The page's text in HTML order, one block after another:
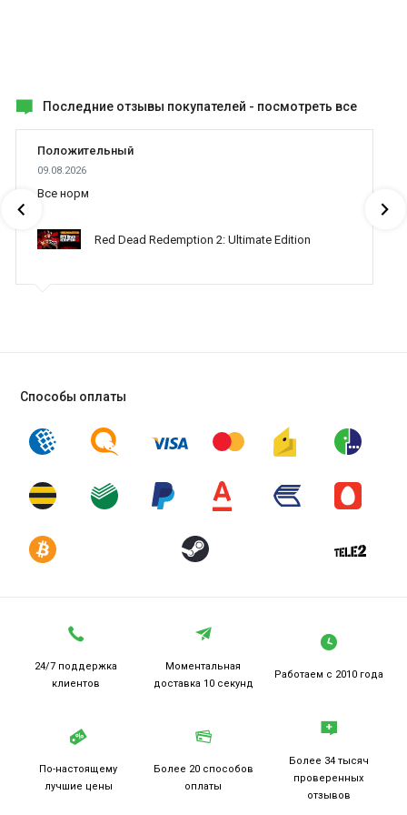
Последние отзывы покупателей - посмотреть все
Положительный
09.08.2026
Все норм
Red Dead Redemption 2: Ultimate Edition
Способы оплаты
24/7 поддержка
клиентов
Моментальная
доставка 10 секунд
Работаем с 2010 года
По-настоящему
лучшие цены
Более 20 способов
оплаты
Более 34 тысяч
проверенных
отзывов